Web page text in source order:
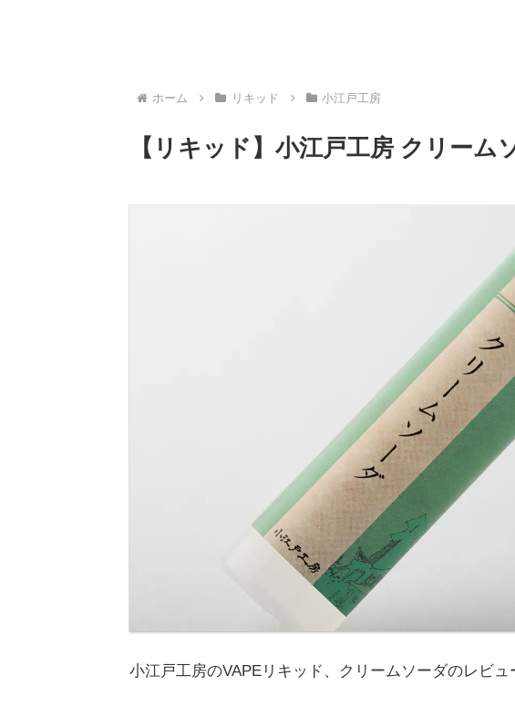
ホーム リキッド 小江戸工房
【リキッド】小江戸工房 クリーム
小江戸工房のVAPEリキッド、クリームソーダのレビュ